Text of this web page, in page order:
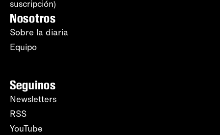
suscripción)
Nosotros
Sobre la diaria
Equipo
Seguinos
Newsletters
RSS
YouTube